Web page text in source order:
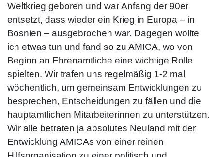
Weltkrieg geboren und war Anfang der 90er
entsetzt, dass wieder ein Krieg in Europa – in
Bosnien – ausgebrochen war. Dagegen wollte
ich etwas tun und fand so zu AMICA, wo von
Beginn an Ehrenamtliche eine wichtige Rolle
spielten. Wir trafen uns regelmäßig 1-2 mal
wöchentlich, um gemeinsam Entwicklungen zu
besprechen, Entscheidungen zu fällen und die
hauptamtlichen Mitarbeiterinnen zu unterstützen.
Wir alle betraten ja absolutes Neuland mit der
Entwicklung AMICAs von einer reinen